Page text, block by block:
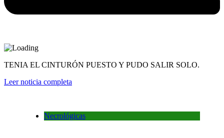
TENIA EL CINTURÓN PUESTO Y PUDO SALIR SOLO.
Leer noticia completa
Necrológicas